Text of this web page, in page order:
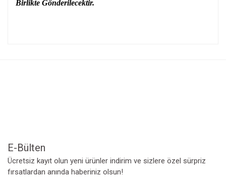
Birlikte Gönderilecektir.
E-Bülten
Ücretsiz kayıt olun yeni ürünler indirim ve sizlere özel sürpriz
fırsatlardan anında haberiniz olsun!